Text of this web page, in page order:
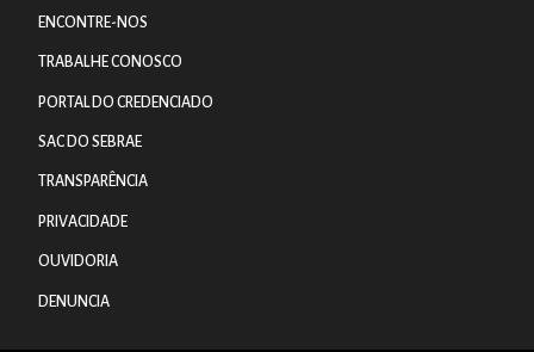
ENCONTRE-NOS
TRABALHE CONOSCO
PORTAL DO CREDENCIADO
SAC DO SEBRAE
TRANSPARÊNCIA
PRIVACIDADE
OUVIDORIA
DENUNCIA